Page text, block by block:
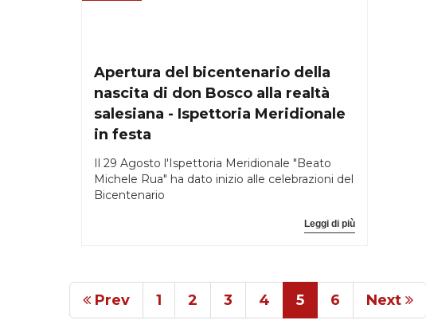
Apertura del bicentenario della
nascita di don Bosco alla realtà
salesiana - Ispettoria Meridionale
in festa
Il 29 Agosto l'Ispettoria Meridionale "Beato
Michele Rua" ha dato inizio alle celebrazioni del
Bicentenario
Leggi di più
Prev 1 2 3 4 5 6 Next